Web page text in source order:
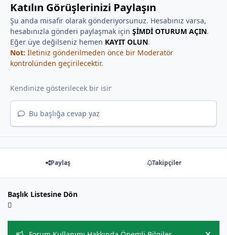
Katılın Görüşlerinizi Paylaşın
Şu anda misafir olarak gönderiyorsunuz. Hesabınız varsa,
hesabınızla gönderi paylaşmak için ŞİMDİ OTURUM AÇIN.
Eğer üye değilseniz hemen KAYIT OLUN.
Not: İletiniz gönderilmeden önce bir Moderatör
kontrolünden geçirilecektir.
Bu başlığa cevap yaz
Paylaş Takipçiler
Başlık Listesine Dön